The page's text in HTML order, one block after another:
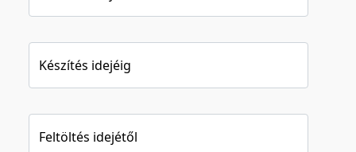
Készítés idejéig
Feltöltés idejétől